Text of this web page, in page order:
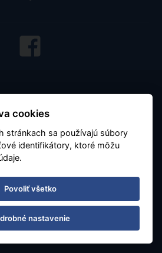
cookies
stránkach sa používajú súbory
identifikátory, ktoré môžu
Povoliť všetko
nastavenie